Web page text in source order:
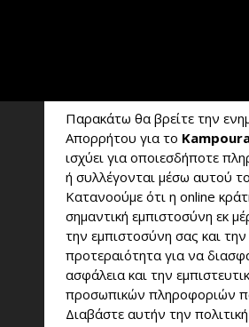
Παρακάτω θα βρείτε την
Απορρήτου για το
ισχύει για οποιεσδήποτε
ή συλλέγονται μέσω αυτού
Κατανοούμε ότι η online
σημαντική εμπιστοσύνη εκ
την εμπιστοσύνη σας και
προτεραιότητα για να
ασφάλεια και την
προσωπικών πληροφοριών
Διαβάστε αυτήν την